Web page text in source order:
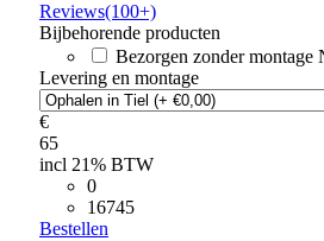
Reviews(100+)
Bijbehorende producten
Bezorgen zonder montage
Levering en montage
€
65
incl 21% BTW
0
16745
Bestellen